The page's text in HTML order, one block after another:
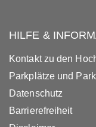
HILFE &
Kontakt zu den
Parkplätze und
Datenschutz
Barrierefreiheit